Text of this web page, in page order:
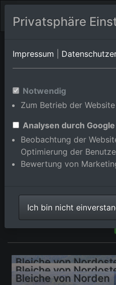
Bad
Herrenalb/Bernbach
Baden-
Luftbildalbum
Herrenalb/
Württemberg,
⇗ Benachbarte Orte
Bleiche von
Bleiche von
Bleiche von Norden
Privatsphäre
Impressum
Notwendig
Zum Betrieb der
Analysen durch
Beobachtung der
Optimierung der
Bewertung von
Ich bin nicht